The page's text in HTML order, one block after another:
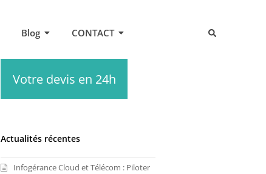
Blog CONTACT
Votre devis en 24h
Actualités récentes
Infogérance Cloud et Télécom : Piloter